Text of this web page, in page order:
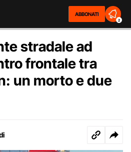
ABBONATI
2
stradale ad
frontale tra
un morto e due